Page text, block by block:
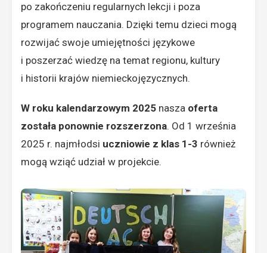
po zakończeniu regularnych lekcji i poza
programem nauczania. Dzięki temu dzieci mogą
rozwijać swoje umiejętności językowe
i poszerzać wiedzę na temat regionu, kultury
i historii krajów niemieckojęzycznych.
W roku kalendarzowym 2025 nasza oferta
została ponownie rozszerzona. Od 1 września
2025 r. najmłodsi uczniowie z klas 1-3 również
mogą wziąć udział w projekcie.